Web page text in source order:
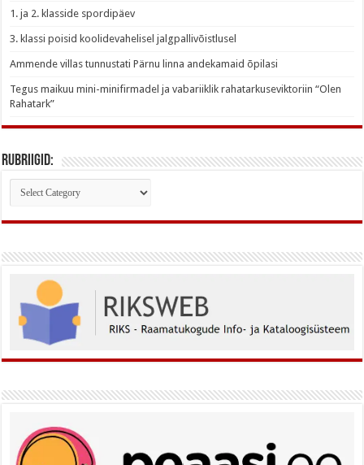
1. ja 2. klasside spordipäev
3. klassi poisid koolidevahelisel jalgpallivõistlusel
Ammende villas tunnustati Pärnu linna andekamaid õpilasi
Tegus maikuu mini-minifirmadel ja vabariiklik rahatarkuseviktoriin “Olen
Rahatark”
Rubriigid:
Rubriigid: